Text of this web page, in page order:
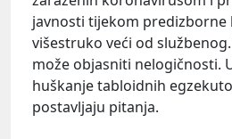
javnosti tijekom predizborne
višestruko veći od
može objasniti nelogičnosti.
huškanje tabloidnih
postavljaju pitanja.